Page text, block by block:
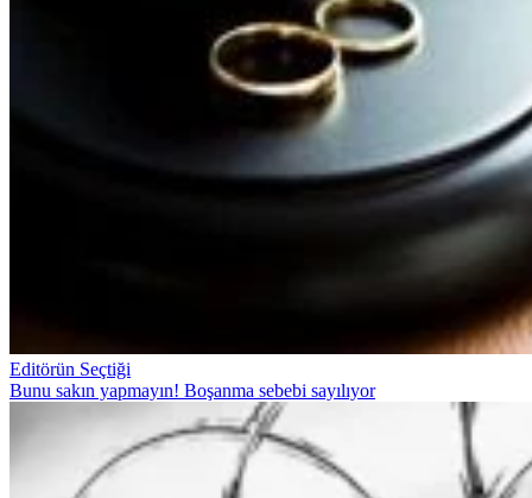
Editörün Seçtiği
Bunu sakın yapmayın! Boşanma sebebi sayılıyor